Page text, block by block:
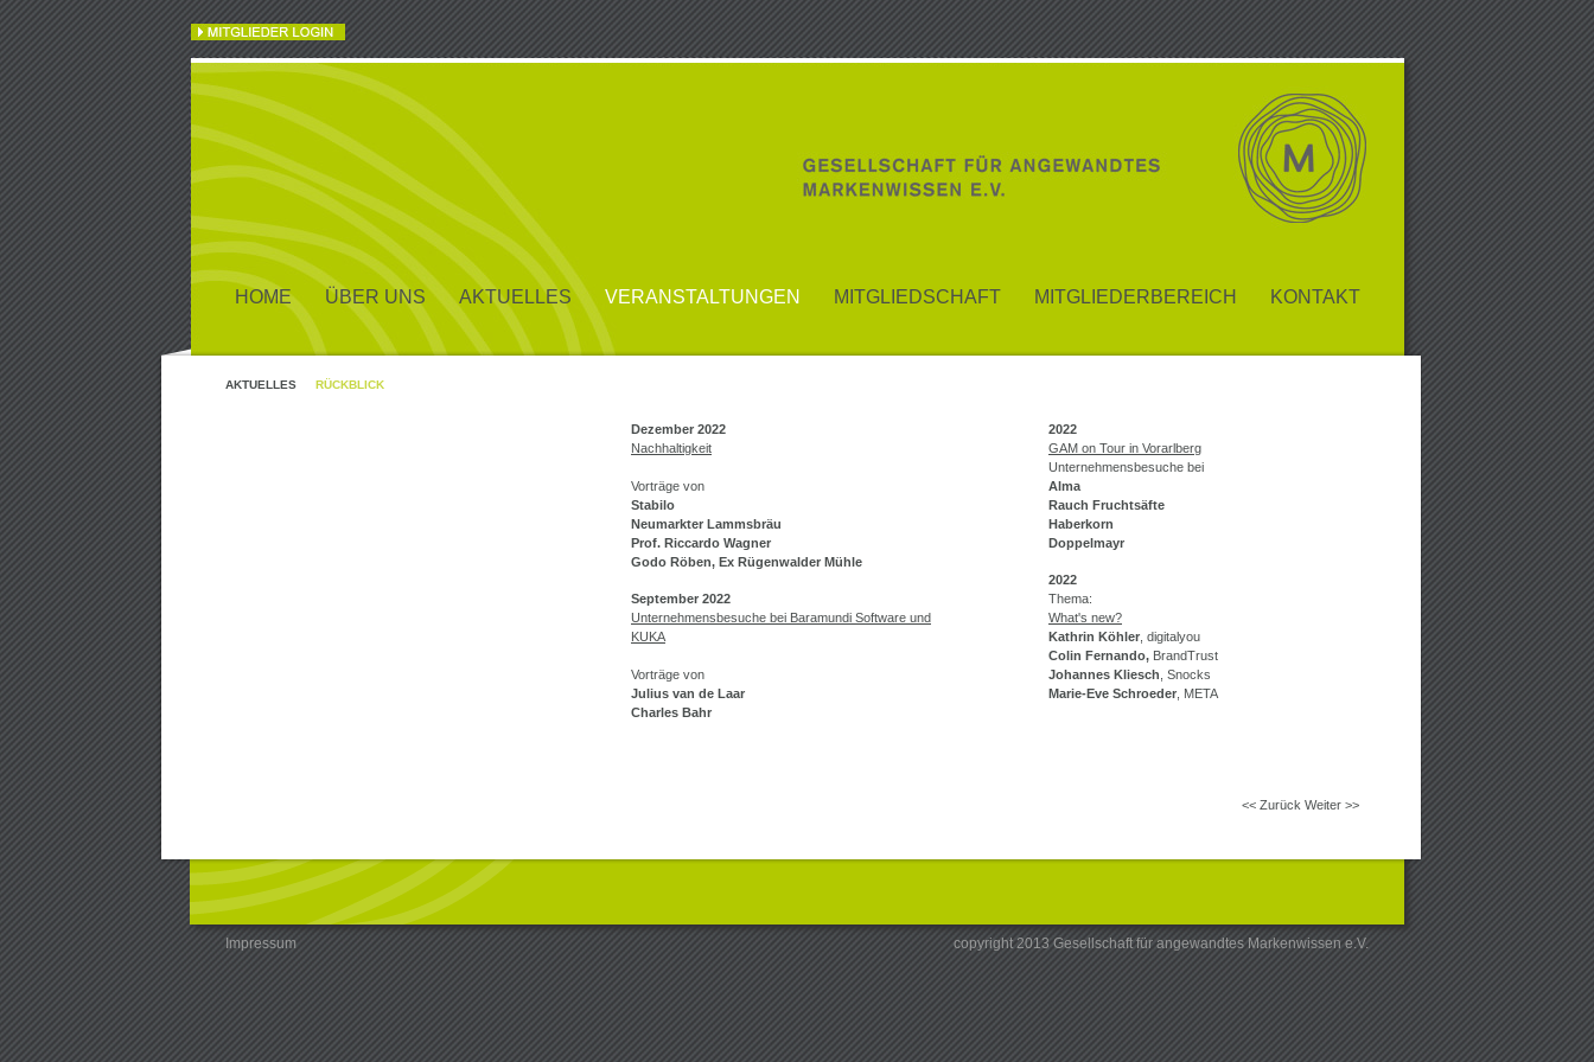
HOME ÜBER UNS AKTUELLES VERANSTALTUNGEN MITGLIEDSCHAFT MITGLIEDERBEREICH KONTAKT
AKTUELLES RÜCKBLICK
Dezember 2022
Nachhaltigkeit
Vorträge von
Stabilo
Neumarkter Lammsbräu
Prof. Riccardo Wagner
Godo Röben, Ex Rügenwalder Mühle
September 2022
Unternehmensbesuche bei Baramundi Software und
KUKA
Vorträge von
Julius van de Laar
Charles Bahr
2022
GAM on Tour in Vorarlberg
Unternehmensbesuche bei
Alma
Rauch Fruchtsäfte
Haberkorn
Doppelmayr
2022
Thema:
What's new?
Kathrin Köhler , digitalyou
Colin Fernando, BrandTrust
Johannes Kliesch , Snocks
Marie-Eve Schroeder , META
<< Zurück Weiter >>
Impressum copyright 2013 Gesellschaft für angewandtes Markenwissen e.V.